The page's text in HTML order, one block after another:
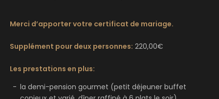
Merci d’apporter votre certificat de mariage.
Supplément pour deux personnes: 220,00€
Les prestations en plus:
la demi-pension gourmet (petit déjeuner buffet